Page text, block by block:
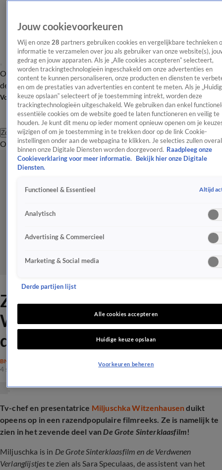
OverzichtAfleveringen Entertainment TV Algemeen
Tip
de redactieNieuwsbrief
Volg Shownieuws
Zoeken
OverzichtEntertainmentSpraakmakendRealityCrimeVideo's
ZIEN: Miljuschka
Witzenhausen schittert in
deze film
BN'ERS
4 sep 2025, 14:21
Tv-chef en presentatrice Miljuschka Witzenhausenduikt
opeens op in een razendpopulaire filmreeks. Ze is namelijk te
zien in het zevende deel vanDe Grote Sinterklaasfilm!
Miljuschka is in De Grote Sinterklaasfilm en de Verdwenen
Verlanglijstjeste zien als Sara Speculaas, de assistent van het
Jouw cookievoorkeuren
Wij en onze 28 partners gebruiken cookies en vergelijkbare technieken
informatie te verzamelen over jou als gebruiker van onze website(s),
gedrag en jouw apparaten. Als je „Alle cookies accepteren” selecteert,
worden trackingtechnologieën ingeschakeld om onze advertenties en
content te kunnen personaliseren, onze producten en diensten te
en om de prestaties van advertenties en content te meten. Als je
keuze opslaan” selecteert of je toestemming intrekt, worden deze
trackingtechnologieën uitgeschakeld. We gebruiken dan enkel
essentiële cookies om de website goed te laten functioneren en veilig te
houden. Je kunt dit menu op ieder moment opnieuw openen om je
wijzigen of om je toestemming in te trekken door op de link Cookie-
instellingen onder aan de webpagina te klikken. Je selecties zullen overal
binnen onze Digitale Diensten worden doorgevoerd. Raadpleeg onze
Cookieverklaring voor meer informatie.
Bekijk hier onze Digitale
Diensten.
Functioneel & Essentieel Altijd
Analytisch
Advertising & Commercieel
Marketing & Social media
Derde partijen lijst
Alle cookies accepteren
Huidige keuze opslaan
Voorkeuren beheren